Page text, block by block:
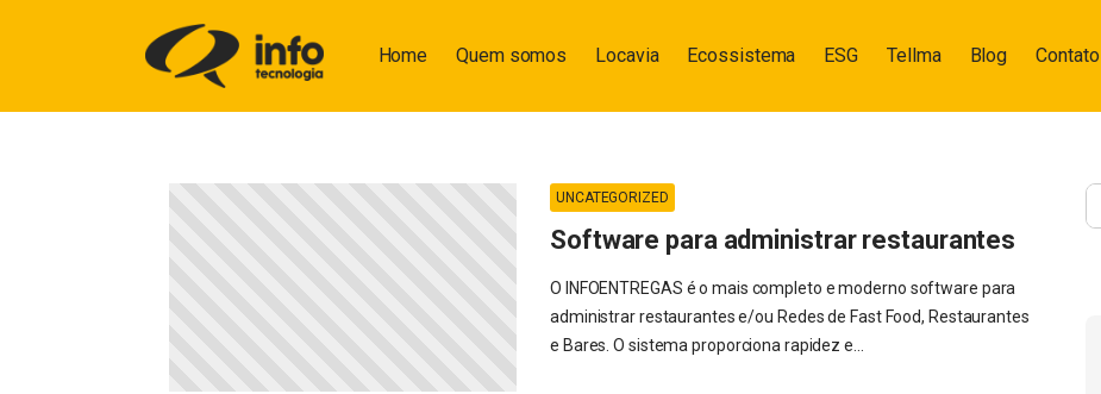
Home Quem somos Locavia Ecossistema ESG Tellma Blog Contato
UNCATEGORIZED
Software para administrar restaurantes
O INFOENTREGAS é o mais completo e moderno software para
administrar restaurantes e/ou Redes de Fast Food, Restaurantes
e Bares. O sistema proporciona rapidez e...